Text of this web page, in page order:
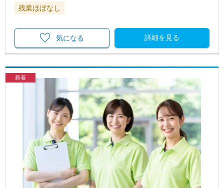
残業ほぼなし
詳細を見る
気になる
新着